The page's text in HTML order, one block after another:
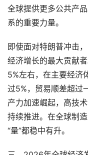
全球提供更多公共产
系的重要力量。
即使面对特朗普冲击
经济增长的最大贡献
5%左右，在主要经济
过5%，贸易顺差超过
产力加速崛起，高技
持续推进。在全球制
“量”都稳中有升。